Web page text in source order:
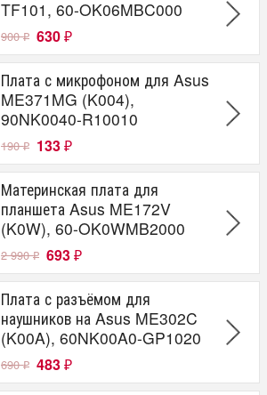
TF101, 60-OK06MBC000
900₽ 630 ₽
Плата с микрофоном для Asus
ME371MG (K004),
90NK0040-R10010
190₽ 133 ₽
Материнская плата для
планшета Asus ME172V
(K0W), 60-OK0WMB2000
2 990₽ 693 ₽
Плата с разъёмом для
наушников на Asus ME302C
(K00A), 60NK00A0-GP1020
690₽ 483 ₽